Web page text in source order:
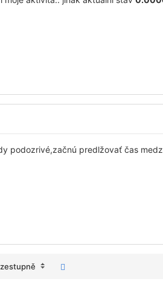
podozrivé,začnú predlžovať čas